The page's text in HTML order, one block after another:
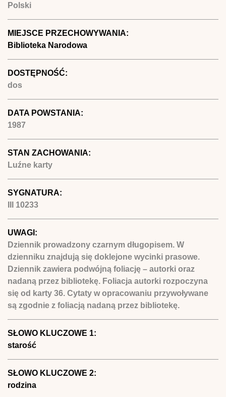
Polski
MIEJSCE PRZECHOWYWANIA:
Biblioteka Narodowa
DOSTĘPNOŚĆ:
dos
DATA POWSTANIA:
1987
STAN ZACHOWANIA:
Luźne karty
SYGNATURA:
III 10233
UWAGI:
Dziennik prowadzony czarnym długopisem. W
dzienniku znajdują się doklejone wycinki prasowe.
Dziennik zawiera podwójną foliację – autorki oraz
nadaną przez bibliotekę. Foliacja autorki rozpoczyna
się od karty 36. Cytaty w opracowaniu przywoływane
są zgodnie z foliacją nadaną przez bibliotekę.
SŁOWO KLUCZOWE 1:
starość
SŁOWO KLUCZOWE 2:
rodzina